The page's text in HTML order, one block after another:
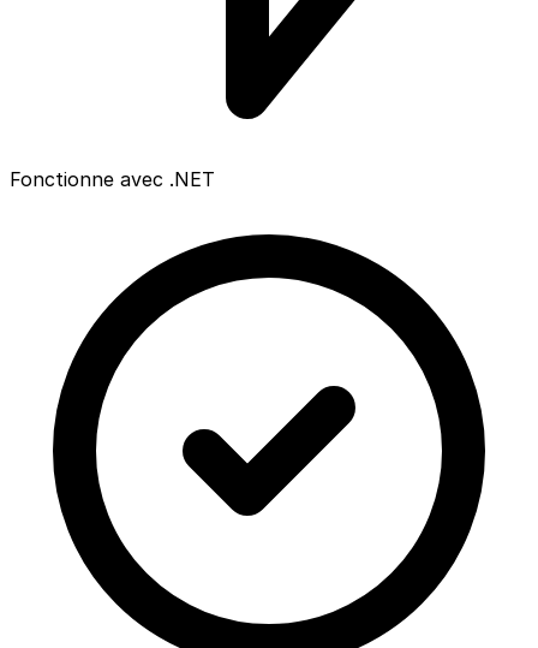
Fonctionne avec .NET